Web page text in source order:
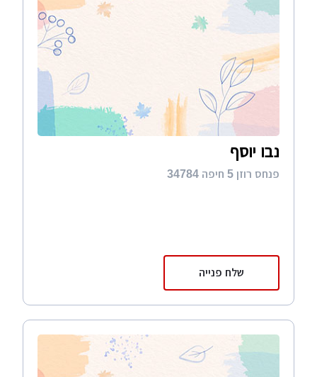
נבו יוסף
פנחס רוזן 5 חיפה 34784
שלח פנייה